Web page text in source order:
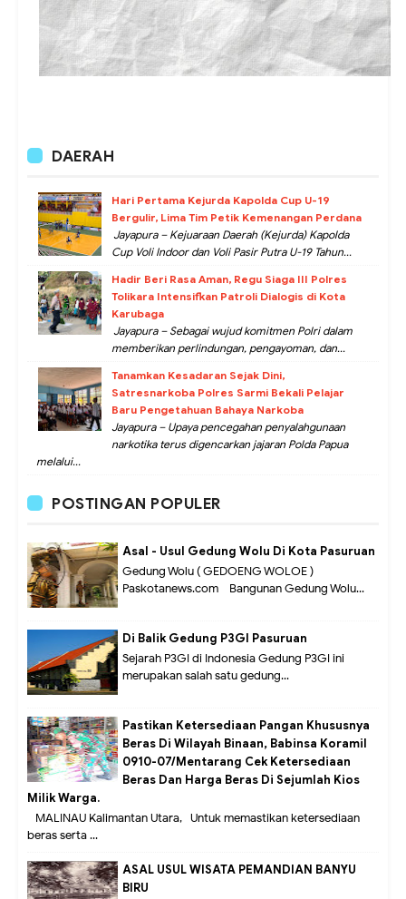
DAERAH
Hari Pertama Kejurda Kapolda Cup U-19
Bergulir, Lima Tim Petik Kemenangan Perdana
Jayapura – Kejuaraan Daerah (Kejurda) Kapolda
Cup Voli Indoor dan Voli Pasir Putra U-19 Tahun...
Hadir Beri Rasa Aman, Regu Siaga III Polres
Tolikara Intensifkan Patroli Dialogis di Kota
Karubaga
Jayapura – Sebagai wujud komitmen Polri dalam
memberikan perlindungan, pengayoman, dan...
Tanamkan Kesadaran Sejak Dini,
Satresnarkoba Polres Sarmi Bekali Pelajar
Baru Pengetahuan Bahaya Narkoba
Jayapura – Upaya pencegahan penyalahgunaan
narkotika terus digencarkan jajaran Polda Papua
melalui...
POSTINGAN POPULER
Asal - Usul Gedung Wolu Di Kota Pasuruan
Gedung Wolu ( GEDOENG WOLOE )
Paskotanews.com - Bangunan Gedung Wolu...
Di Balik Gedung P3GI Pasuruan
Sejarah P3GI di Indonesia Gedung P3GI ini
merupakan salah satu gedung...
Pastikan Ketersediaan Pangan Khususnya
Beras Di Wilayah Binaan, Babinsa Koramil
0910-07/Mentarang Cek Ketersediaan
Beras Dan Harga Beras Di Sejumlah Kios
Milik Warga.
MALINAU Kalimantan Utara,- Untuk memastikan ketersediaan
beras serta ...
ASAL USUL WISATA PEMANDIAN BANYU
BIRU